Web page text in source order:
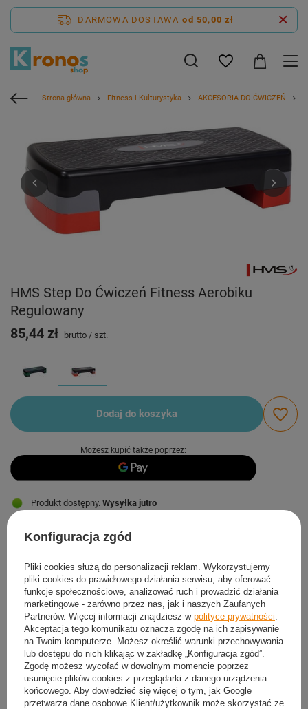
DARMOWA DOSTAWA od 50,00 zł
Strona główna Fitness i Kulturystyka AKCESORIA DO ĆWICZEŃ
HMS Step Do Ćwiczeń Fitness Aerobiku
Regulowany
85,44 zł brutto / szt.
Dodaj do koszyka
Możesz kupić także poprzez:
Produkt dostępny Wysyłka jutro
30dni na łatwy zwrot
Bezpieczne zakupy
OPIS
SZCZEGÓŁOWE DANE
GWARANCJA
Konfiguracja zgód
Pliki cookies służą do personalizacji reklam. Wykorzystujemy
pliki cookies do prawidłowego działania serwisu, aby oferować
funkcje społecznościowe, analizować ruch i prowadzić działania
marketingowe - zarówno przez nas, jak i naszych Zaufanych
Partnerów. Więcej informacji znajdziesz w polityce prywatności
Akceptacja tego komunikatu oznacza zgodę na ich zapisywanie
na Twoim komputerze. Możesz określić warunki przechowywania
lub dostępu do nich klikając w zakładkę „Konfiguracja zgód”.
Zgodę możesz wycofać w dowolnym momencie poprzez
usunięcie plików cookies z przeglądarki z danego urządzenia
końcowego. Aby dowiedzieć się więcej o tym, jak Google
przetwarza dane osobowe Klient/użytkownik może skorzystać ze